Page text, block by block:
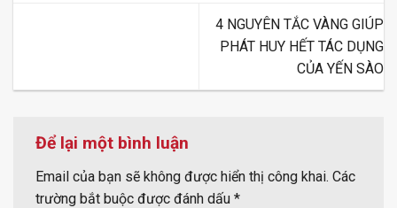
4 NGUYÊN TẮC VÀNG GIÚP
PHÁT HUY HẾT TÁC DỤNG
CỦA YẾN SÀO
Để lại một bình luận
Email của bạn sẽ không được hiển thị công khai. Các
trường bắt buộc được đánh dấu *